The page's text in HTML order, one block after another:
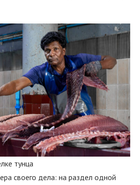
тунца
своего дела: на раздел одной